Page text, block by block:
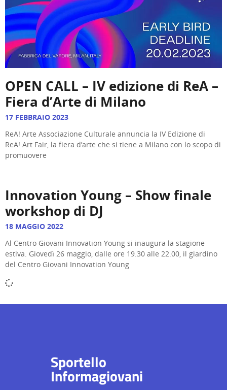
OPEN CALL – IV edizione di ReA –
Fiera d’Arte di Milano
17 FEBBRAIO 2023
ReA! Arte Associazione Culturale annuncia la IV Edizione di
ReA! Art Fair, la fiera d’arte che si tiene a Milano con lo scopo di
promuovere
Innovation Young – Show finale
workshop di DJ
18 MAGGIO 2022
Al Centro Giovani Innovation Young si inaugura la stagione
estiva. Giovedì 26 maggio, dalle ore 19.30 alle 22.00, il giardino
del Centro Giovani Innovation Young
Sportello
Informagiovani